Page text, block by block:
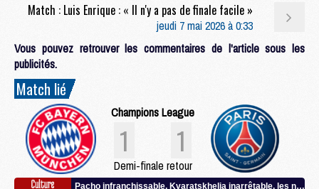
Match : Luis Enrique : « Il n'y a pas de finale facile »
jeudi 7 mai 2026 à 0:33
Vous pouvez retrouver les commentaires de l'article sous les
publicités.
Match lié
Champions League
1 1
Demi-finale retour